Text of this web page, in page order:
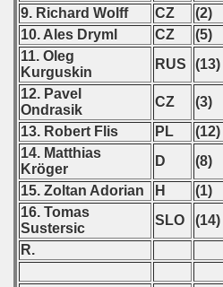
9. Richard Wolff
CZ (2)
10. Ales Dryml
CZ (5)
11. Oleg
Kurguskin
RUS (13)
12. Pavel
Ondrasik
CZ (3)
13. Robert Flis
PL (12)
14. Matthias
Kröger
D (8)
15. Zoltan Adorian
H (1)
16. Tomas
Sustersic
SLO (14)
R.
- 2025